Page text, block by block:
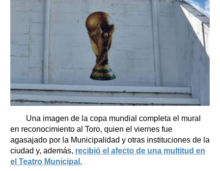
Una imagen de la copa mundial completa el mural
en reconocimiento al Toro, quien el viernes fue
agasajado por la Municipalidad y otras instituciones de la
ciudad y, además, recibió el afecto de una multitud en
el Teatro Municipal.